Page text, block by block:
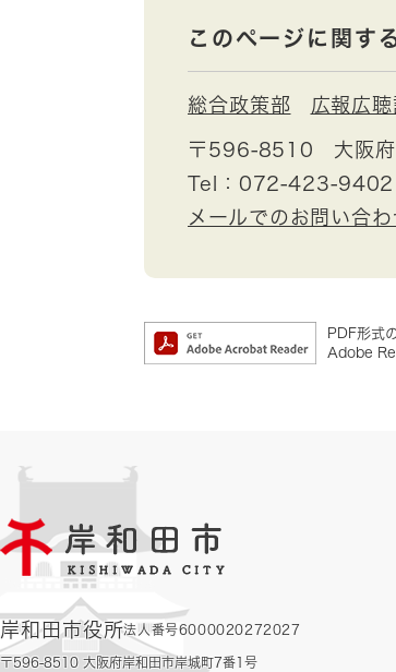
このページに関す
総合政策部 広報広聴
〒596-8510
大阪
Tel：072-423-9402
メールでのお問い合
PDF形式
Adobe
岸和田市役所法人番号6000020272027
〒596-8510 大阪府岸和田市岸城町7番1号